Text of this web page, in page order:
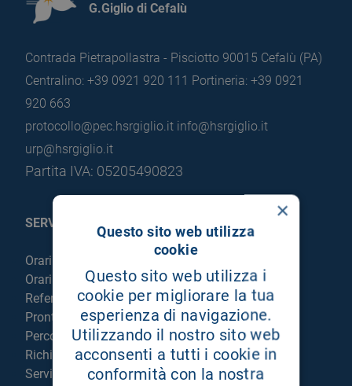
G.Giglio di Cefalù
Contrada Pietrapollastra - Pisciotto 90015 Cefalù (PA)
Centralino: +39 0921 920 111 Portineria: +39 0921
920 663
protocollo@pec.hsrgiglio.it info@hsrgiglio.it
urp@hsrgiglio.it
Partita IVA: 05205490823
SERVIZI AL PAZIENTE
Orari sportelli
Orari visite
Referti online
Pronto Soccorso
Percorso chirurgico live
Richiedi la cartella clinica
Servizi per degenti e visitatori
×
Questo sito web utilizza
cookie
Questo sito web utilizza i
cookie per migliorare la tua
esperienza di navigazione.
Utilizzando il nostro sito web
acconsenti a tutti i cookie in
conformità con la nostra